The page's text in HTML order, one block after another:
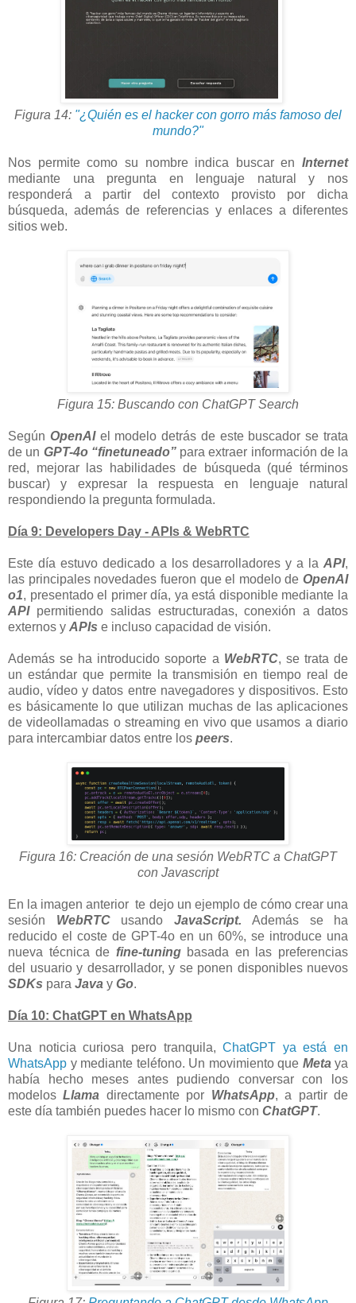
Figura 14: "¿Quién es el hacker con gorro más famoso del
mundo?"
Nos permite como su nombre indica buscar en Internet
mediante una pregunta en lenguaje natural y nos
responderá a partir del contexto provisto por dicha
búsqueda, además de referencias y enlaces a diferentes
sitios web.
Figura 15: Buscando con ChatGPT Search
Según OpenAIel modelo detrás de este buscador se trata
de un GPT-4o “finetuneado”para extraer información de la
red, mejorar las habilidades de búsqueda (qué términos
buscar) y expresar la respuesta en lenguaje natural
respondiendo la pregunta formulada.
Día 9: Developers Day - APIs & WebRTC
Este día estuvo dedicado a los desarrolladores y a la API,
las principales novedades fueron que e l modelo de OpenAI
o1, presentado el primer día, ya está disponible mediante la
APIpermitiendo salidas estructuradas, conexión a datos
externos y APIs e incluso capacidad de visión.
Además se ha introducido soporte a WebRTC, se trata de
un estándar que permite la transmisión en tiempo real de
audio, vídeo y datos entre navegadores y dispositivos. Esto
es básicamente lo que utilizan muchas de las aplicaciones
de videollamadas o streaming en vivo que usamos a diario
para intercambiar datos entre los peers.
Figura 16: Creación de una sesión WebRTC a ChatGPT
con Javascript
En la imagen anterior te dejo un ejemplo de cómo crear una
sesión
WebRTC usando JavaScript. Además se ha
reducido el coste de GPT-4o en un 60%, se introduce una
nueva técnica de fine-tuningbasada en las preferencias
del usuario y desarrollador, y se ponen disponibles nuevos
SDKs para Java y Go.
Día 10: ChatGPT en WhatsApp
Una noticia curiosa pero tranquila,ChatGPT ya está en
WhatsApp y mediante teléfono. Un movimiento que Meta ya
había hecho meses antes pudiendo conversar con los
modelosLlama directamente por WhatsApp, a partir de
este día también puedes hacer lo mismo con ChatGPT.